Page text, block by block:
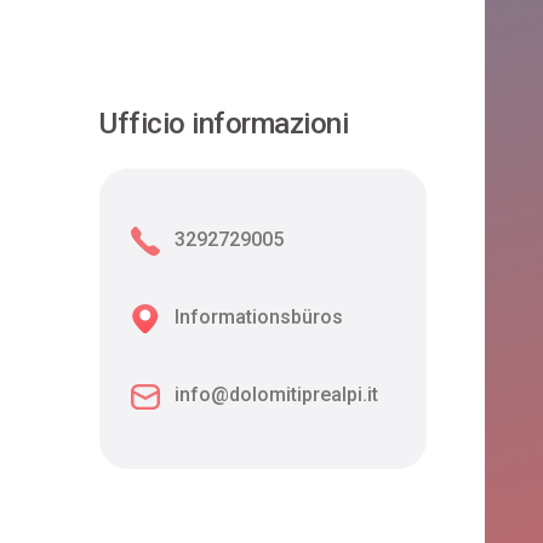
Ufficio informazioni
3292729005
Informationsbüros
info@dolomitiprealpi.it